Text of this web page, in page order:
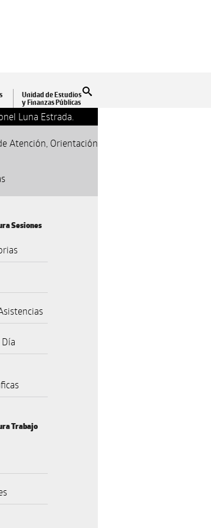
Unidad de Estudios
y Finanzas Públicas
Luna Estrada.
Atención, Orientación
Sesiones
Trabajo